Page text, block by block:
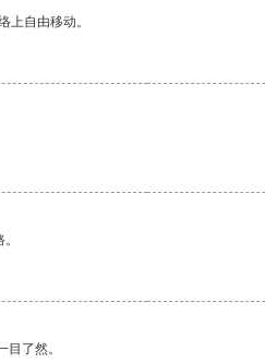
上自由移动。
了然。